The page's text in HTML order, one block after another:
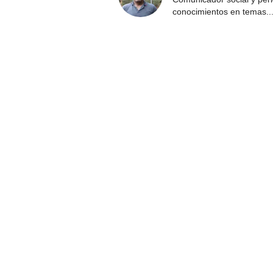
conocimientos en temas...